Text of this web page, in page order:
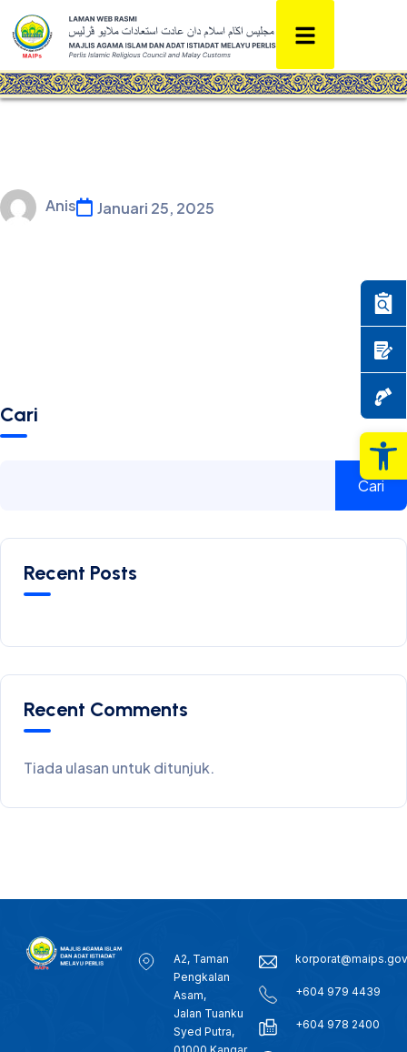
Anis Januari 25, 2025
Cari
Cari
Recent Posts
Recent Comments
Tiada ulasan untuk ditunjuk.
A2, Taman
Pengkalan
Asam,
Jalan Tuanku
Syed Putra,
+604 979 4439
+604 978 2400